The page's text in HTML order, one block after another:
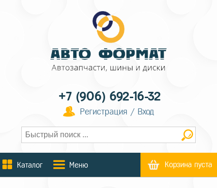
+7 (906) 692-16-32
Регистрация / Вход
Каталог Меню Корзина пуста